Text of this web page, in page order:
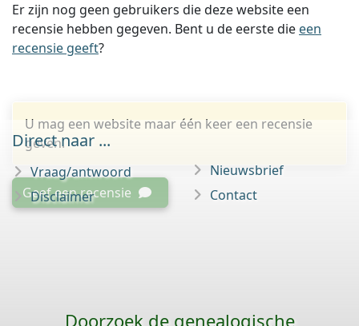
Er zijn nog geen gebruikers die deze website een
recensie hebben gegeven. Bent u de eerste die een
recensie geeft?
U mag een website maar één keer een recensie
geven.
Geef een recensie
Direct naar ...
Vraag/antwoord
Disclaimer
Nieuwsbrief
Contact
Doorzoek de genealogische